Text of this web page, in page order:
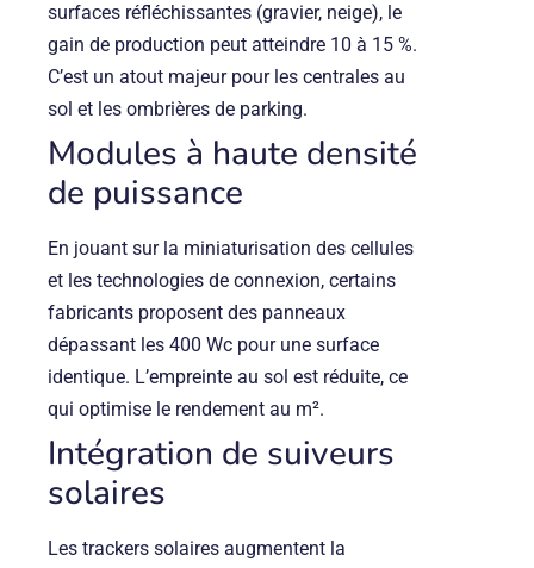
surfaces réfléchissantes (gravier, neige), le
gain de production peut atteindre 10 à 15 %.
C’est un atout majeur pour les centrales au
sol et les ombrières de parking.
Modules à haute densité
de puissance
En jouant sur la miniaturisation des cellules
et les technologies de connexion, certains
fabricants proposent des panneaux
dépassant les 400 Wc pour une surface
identique. L’empreinte au sol est réduite, ce
qui optimise le rendement au m².
Intégration de suiveurs
solaires
Les trackers solaires augmentent la